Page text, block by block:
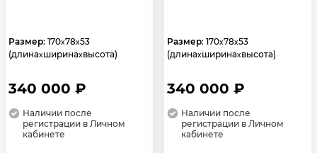
Размер: 170x78x53
(длинаxширинаxвысота)
340 000 ₽
Наличии после
регистрации в Личном
кабинете
Размер: 170x78x53
(длинаxширинаxвысота)
340 000 ₽
Наличии после
регистрации в Личном
кабинете